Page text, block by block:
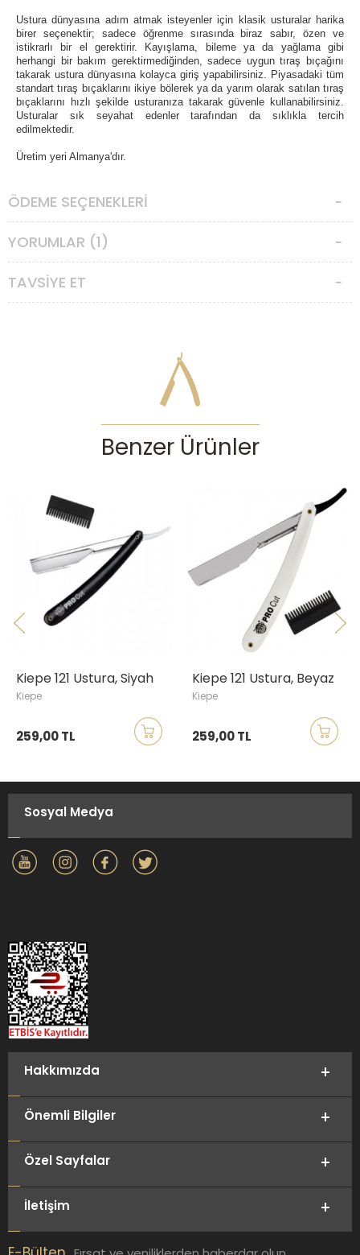
Ustura dünyasına adım atmak isteyenler için klasik usturalar harika
birer seçenektir; sadece öğrenme sırasında biraz sabır, özen ve
istikrarlı bir el gerektirir.
Kayışlama, bileme ya da yağlama gibi
herhangi bir bakım gerektirmediğinden, sadece uygun tıraş bıçağını
takarak ustura dünyasına kolayca giriş yapabilirsiniz. Piyasadaki tüm
standart tıraş bıçaklarını ikiye bölerek ya da yarım olarak satılan tıraş
bıçaklarını hızlı şekilde usturanıza takarak güvenle kullanabilirsiniz.
Usturalar sık seyahat edenler tarafından da sıklıkla tercih
edilmektedir.
Üretim yeri Almanya'dır.
-Uzunluğu : 160 mm
-Ağırlığı : 25,5 gr
-Sap malzemesi : Beyaz plastik
ÖDEME SEÇENEKLERI
YORUMLAR (1)
TAVSIYE ET
Benzer Ürünler
Kiepe 121 Ustura, Siyah
Kiepe
259,00 TL
Kiepe 121 Ustura, Beyaz
Kiepe
259,00 TL
Sosyal Medya
Hakkımızda
Önemli Bilgiler
Özel Sayfalar
İletişim